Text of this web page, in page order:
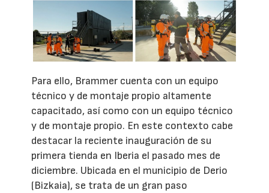
Para ello, Brammer cuenta con un equipo
técnico y de montaje propio altamente
capacitado, así como con un equipo técnico
y de montaje propio. En este contexto cabe
destacar la reciente inauguración de su
primera tienda en Iberia el pasado mes de
diciembre. Ubicada en el municipio de Derio
(Bizkaia), se trata de un gran paso